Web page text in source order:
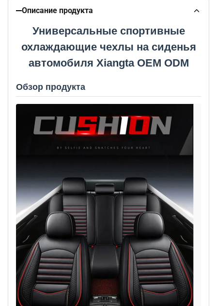
Описание продукта
Универсальные спортивные
охлаждающие чехлы на сиденья
автомобиля Xiangta OEM ODM
Обзор продукта